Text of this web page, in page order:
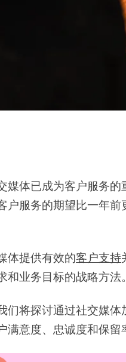
媒体已成为客户服务的
户服务的期望比一年
体提供有效的客户支持
和业务目标的战略方法。
们将探讨通过社交媒
满意度、忠诚度和保留